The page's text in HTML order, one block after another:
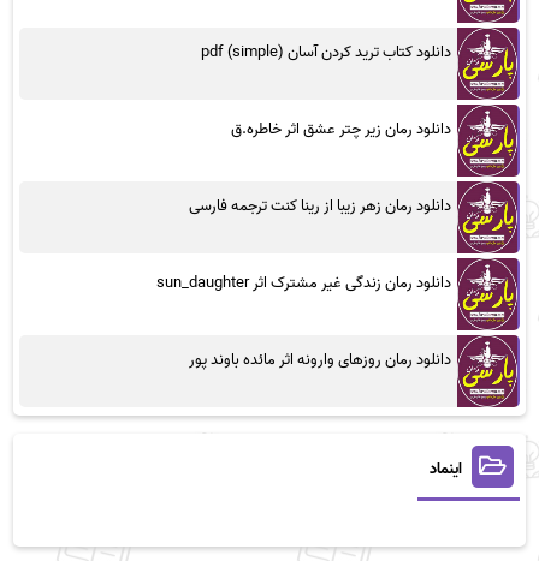
دانلود کتاب ترید کردن آسان (simple) pdf
دانلود رمان زیر چتر عشق اثر خاطره.ق
دانلود رمان زهر زیبا از رینا کنت ترجمه فارسی
دانلود رمان زندگی غیر مشترک اثر sun_daughter
دانلود رمان روزهای وارونه اثر مائده باوند پور
اینماد